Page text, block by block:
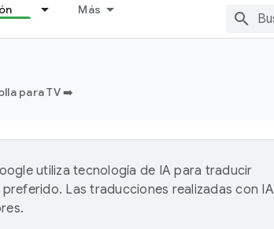
Más
para TV ➡️
utiliza tecnología de IA para traducir
Las traducciones realizadas con IA